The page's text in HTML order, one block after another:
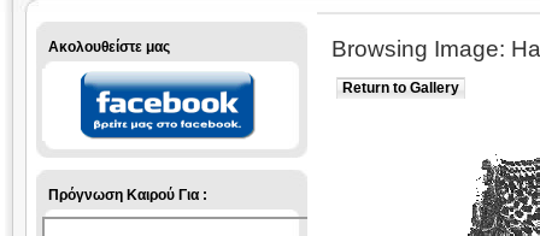
Ακολουθείστε μας
Πρόγνωση Καιρού Για :
Browsing Image:
Return to Gallery